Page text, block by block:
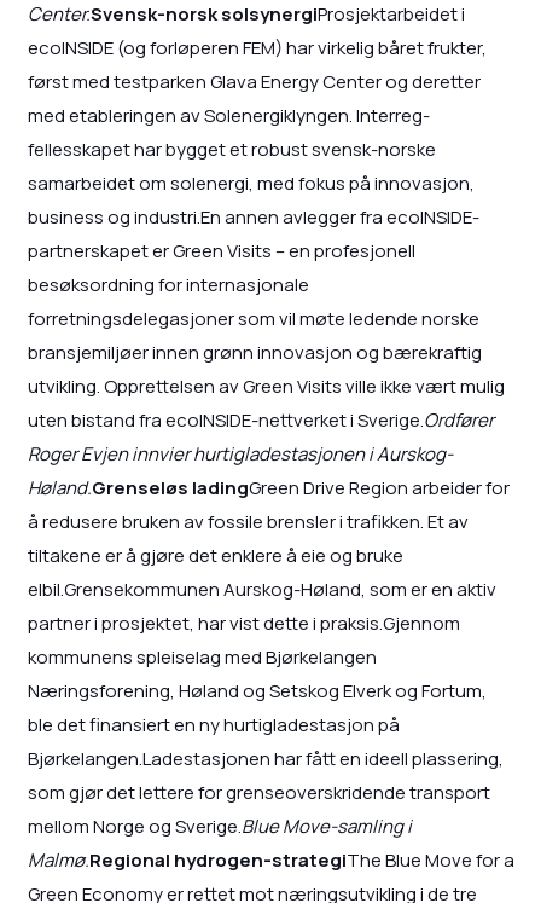
Center.Svensk-norsk solsynergiProsjektarbeidet i
ecoINSIDE (og forløperen FEM) har virkelig båret frukter,
først med testparken Glava Energy Center og deretter
med etableringen av Solenergiklyngen. Interreg-
fellesskapet har bygget et robust svensk-norske
samarbeidet om solenergi, med fokus på innovasjon,
business og industri.En annen avlegger fra ecoINSIDE-
partnerskapet er Green Visits – en profesjonell
besøksordning for internasjonale
forretningsdelegasjoner som vil møte ledende norske
bransjemiljøer innen grønn innovasjon og bærekraftig
utvikling. Opprettelsen av Green Visits ville ikke vært mulig
uten bistand fra ecoINSIDE-nettverket i Sverige.Ordfører
Roger Evjen innvier hurtigladestasjonen i Aurskog-
Høland.Grenseløs ladingGreen Drive Region arbeider for
å redusere bruken av fossile brensler i trafikken. Et av
tiltakene er å gjøre det enklere å eie og bruke
elbil.Grensekommunen Aurskog-Høland, som er en aktiv
partner i prosjektet, har vist dette i praksis.Gjennom
kommunens spleiselag med Bjørkelangen
Næringsforening, Høland og Setskog Elverk og Fortum,
ble det finansiert en ny hurtigladestasjon på
Bjørkelangen.Ladestasjonen har fått en ideell plassering,
som gjør det lettere for grenseoverskridende transport
mellom Norge og Sverige.Blue Move-samling i
Malmø.Regional hydrogen-strategiThe Blue Move for a
Green Economy er rettet mot næringsutvikling i de tre